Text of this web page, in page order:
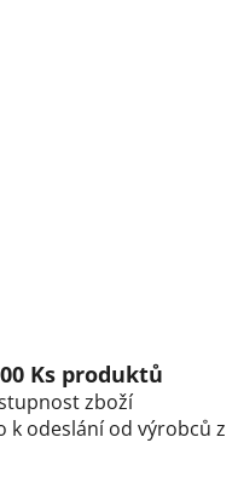
Ks produktů
zboží
k odeslání od výrobců z